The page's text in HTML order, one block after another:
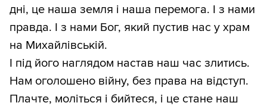
дні, це наша земля і наша перемога. І з нами
правда. І з нами Бог, який пустив нас у храм
на Михайлівській.
І під його наглядом настав наш час злитись.
Нам оголошено війну, без права на відступ.
Плачте, моліться і бийтеся, і це стане наш